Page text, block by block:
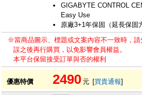
GIGABYTE CONTROL
Easy Use
原廠3+1年保固（延長保固
※當商品圖示、標題或文案內容不一致時，
誤之後再行購買，以免影響會員權益。
本平台保留接受訂單與否的權利
優惠特價 2490 元 [買貴通報]